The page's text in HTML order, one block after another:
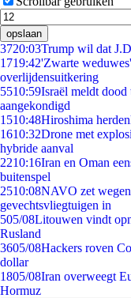
opslaan
3720:03Trump wil dat
1719:42'Zwarte
overlijdensuitkering
5510:59Israël meldt
aangekondigd
1510:48Hiroshima
1610:32Drone met
hybride aanval
2210:16Iran en Oman
buitenspel
2510:08NAVO zet
gevechtsvliegtuigen in
505/08Litouwen vindt
Rusland
3605/08Hackers roven
dollar
1805/08Iran overweegt
Hormuz